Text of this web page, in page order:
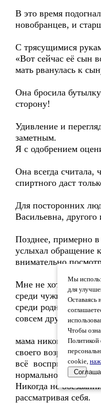
В это время
новобранцев, и
С трясущимися
«Вот сейчас её сын
мать рванулась к
Она бросила
сторону!
Удивление и
заметным.
Я с одобрением
Она всегда считала,
спиртного даст
Для посторонних
Васильевна,
Позднее, примерно в
услыхал обращение
внимательно
Мне не хотелось,
среди чужих людей:
среди родных,
совсем другое.
мама никогда не
своего возраста:
всё воспринимала
нормальному
Никогда не
рассматривая себя.
Мы
для
Оставаясь
Чтобы
Политикой
cookie,